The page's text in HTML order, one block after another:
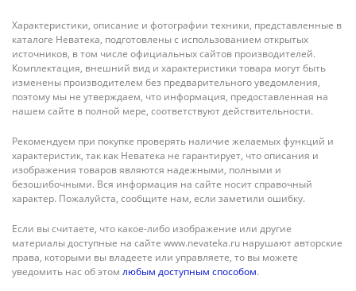
Характеристики, описание и фотографии техники, представленные в
каталоге Неватека, подготовлены с использованием открытых
источников, в том числе официальных сайтов производителей.
Комплектация, внешний вид и характеристики товара могут быть
изменены производителем без предварительного уведомления,
поэтому мы не утверждаем, что информация, предоставленная на
нашем сайте в полной мере, соответствуют действительности.
Рекомендуем при покупке проверять наличие желаемых функций и
характеристик, так как Неватека не гарантирует, что описания и
изображения товаров являются надежными, полными и
безошибочными. Вся информация на сайте носит справочный
характер. Пожалуйста, сообщите нам, если заметили ошибку.
Если вы считаете, что какое-либо изображение или другие
материалы доступные на сайте www.nevateka.ru нарушают авторские
права, которыми вы владеете или управляете, то вы можете
уведомить нас об этом любым доступным способом.